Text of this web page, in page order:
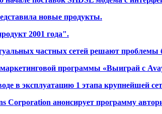
новые продукты.
2001 года".
частных сетей решают проблемы
программы «Выиграй с
в эксплуатацию 1 этапа крупнейшей
анонсирует программу